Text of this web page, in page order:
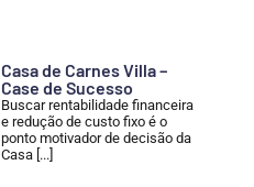
Casa de Carnes Villa –
Case de Sucesso
Buscar rentabilidade financeira
e redução de custo fixo é o
ponto motivador de decisão da
Casa [...]